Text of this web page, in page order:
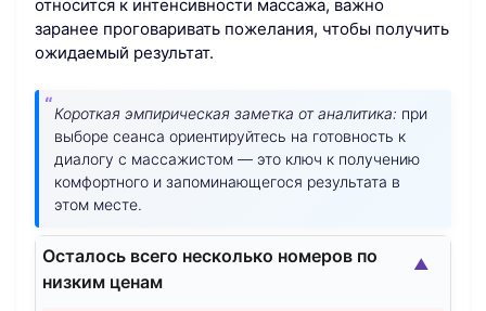
относится к интенсивности массажа, важно
заранее проговаривать пожелания, чтобы получить
ожидаемый результат.
Короткая эмпирическая заметка от аналитика: при
выборе сеанса ориентируйтесь на готовность к
диалогу с массажистом — это ключ к получению
комфортного и запоминающегося результата в
этом месте.
Осталось всего несколько номеров по
низким ценам
▲